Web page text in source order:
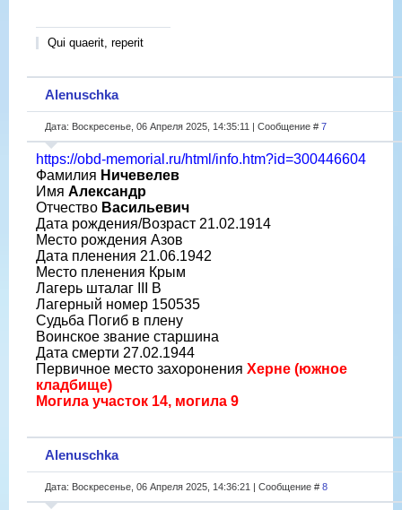
Qui quaerit, reperit
Alenuschka
Дата: Воскресенье, 06 Апреля 2025, 14:35:11 | Сообщение # 7
https://obd-memorial.ru/html/info.htm?id=300446604
Фамилия Ничевелев
Имя Александр
Отчество Васильевич
Дата рождения/Возраст 21.02.1914
Место рождения Азов
Дата пленения 21.06.1942
Место пленения Крым
Лагерь шталаг III B
Лагерный номер 150535
Судьба Погиб в плену
Воинское звание старшина
Дата смерти 27.02.1944
Первичное место захоронения Херне (южное
кладбище)
Могила участок 14, могила 9
Alenuschka
Дата: Воскресенье, 06 Апреля 2025, 14:36:21 | Сообщение # 8